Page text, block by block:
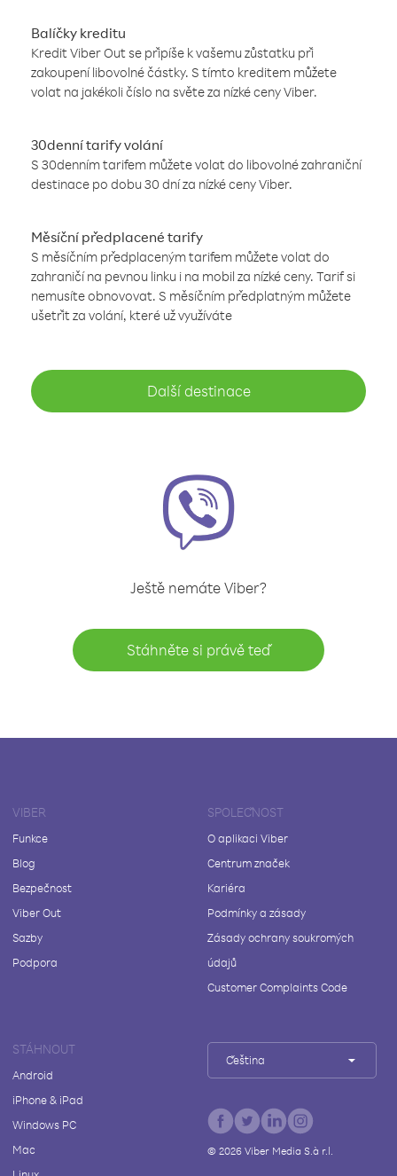
Balíčky kreditu
Kredit Viber Out se připíše k vašemu zůstatku při
zakoupení libovolné částky. S tímto kreditem můžete
volat na jakékoli číslo na světe za nízké ceny Viber.
30denní tarify volání
S 30denním tarifem můžete volat do libovolné zahraniční
destinace po dobu 30 dní za nízké ceny Viber.
Měsíční předplacené tarify
S měsíčním předplaceným tarifem můžete volat do
zahraničí na pevnou linku i na mobil za nízké ceny. Tarif si
nemusíte obnovovat. S měsíčním předplatným můžete
ušetřit za volání, které už využíváte
Další destinace
Ještě nemáte Viber?
Stáhněte si právě teď
VIBER
Funkce
Blog
Bezpečnost
Viber Out
Sazby
Podpora
SPOLEČNOST
O aplikaci Viber
Centrum značek
Kariéra
Podmínky a zásady
Zásady ochrany soukromých
údajů
Customer Complaints Code
STÁHNOUT
Android
iPhone & iPad
Windows PC
Mac
Čeština
© 2026Viber Media S.à r.l.